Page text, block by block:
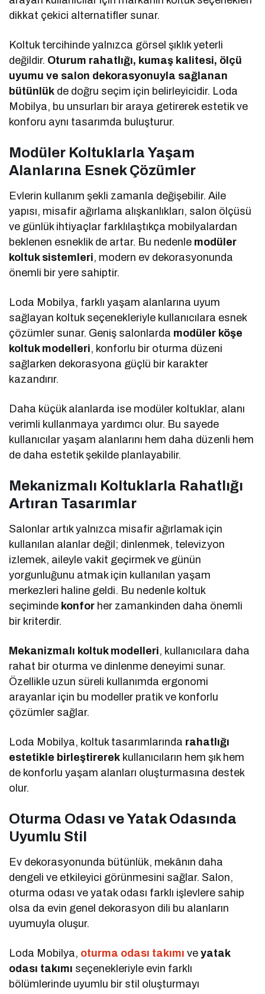
dikkat çekici alternatifler sunar.
Koltuk tercihinde yalnızca görsel şıklık yeterli
değildir. Oturum rahatlığı, kumaş kalitesi, ölçü
uyumu ve salon dekorasyonuyla sağlanan
bütünlük de doğru seçim için belirleyicidir. Loda
Mobilya, bu unsurları bir araya getirerek estetik ve
konforu aynı tasarımda buluşturur.
Modüler Koltuklarla Yaşam
Alanlarına Esnek Çözümler
Evlerin kullanım şekli zamanla değişebilir. Aile
yapısı, misafir ağırlama alışkanlıkları, salon ölçüsü
ve günlük ihtiyaçlar farklılaştıkça mobilyalardan
beklenen esneklik de artar. Bu nedenle modüler
koltuk sistemleri, modern ev dekorasyonunda
önemli bir yere sahiptir.
Loda Mobilya, farklı yaşam alanlarına uyum
sağlayan koltuk seçenekleriyle kullanıcılara esnek
çözümler sunar. Geniş salonlarda modüler köşe
koltuk modelleri, konforlu bir oturma düzeni
sağlarken dekorasyona güçlü bir karakter
kazandırır.
Daha küçük alanlarda ise modüler koltuklar, alanı
verimli kullanmaya yardımcı olur. Bu sayede
kullanıcılar yaşam alanlarını hem daha düzenli hem
de daha estetik şekilde planlayabilir.
Mekanizmalı Koltuklarla Rahatlığı
Artıran Tasarımlar
Salonlar artık yalnızca misafir ağırlamak için
kullanılan alanlar değil; dinlenmek, televizyon
izlemek, aileyle vakit geçirmek ve günün
yorgunluğunu atmak için kullanılan yaşam
merkezleri haline geldi. Bu nedenle koltuk
seçiminde konfor her zamankinden daha önemli
bir kriterdir.
Mekanizmalı koltuk modelleri, kullanıcılara daha
rahat bir oturma ve dinlenme deneyimi sunar.
Özellikle uzun süreli kullanımda ergonomi
arayanlar için bu modeller pratik ve konforlu
çözümler sağlar.
Loda Mobilya, koltuk tasarımlarında rahatlığı
estetikle birleştirerek kullanıcıların hem şık hem
de konforlu yaşam alanları oluşturmasına destek
olur.
Oturma Odası ve Yatak Odasında
Uyumlu Stil
Ev dekorasyonunda bütünlük, mekânın daha
dengeli ve etkileyici görünmesini sağlar. Salon,
oturma odası ve yatak odası farklı işlevlere sahip
olsa da evin genel dekorasyon dili bu alanların
uyumuyla oluşur.
Loda Mobilya, oturma odası takımı veyatak
odası takımı seçenekleriyle evin farklı
bölümlerinde uyumlu bir stil oluşturmayı